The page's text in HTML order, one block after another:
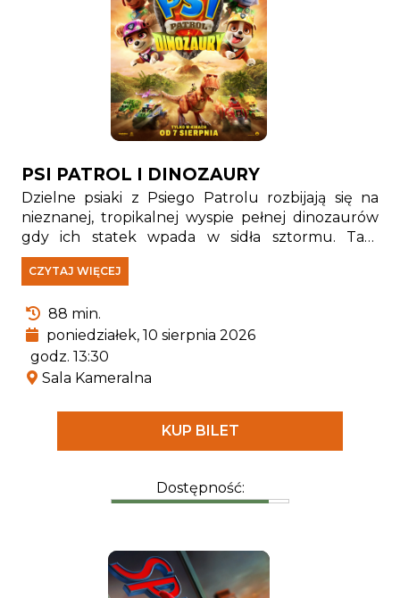
PSI PATROL I DINOZAURY
Dzielne psiaki z Psiego Patrolu rozbijają się na
nieznanej, tropikalnej wyspie pełnej dinozaurów
gdy ich statek wpada w sidła sztormu. Tam
spotykają Rexa — szczeniaka, który od lat jest
uwięziony na wyspie i stał się prawdziwym
pradawnymi gadami.
CZYTAJ WIĘCEJ
88 min.
poniedziałek, 10 sierpnia 2026
godz. 13:30
Sala Kameralna
KUP BILET
Dostępność: